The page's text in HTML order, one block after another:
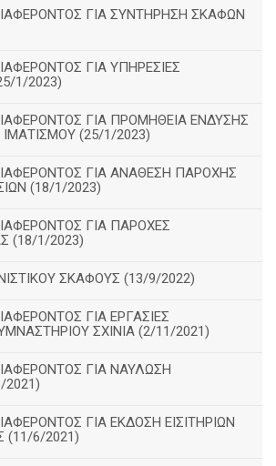
ΓΙΑ ΣΥΝΤΗΡΗΣΗ ΣΚΑΦΩΝ
ΓΙΑ ΥΠΗΡΕΣΙΕΣ
1/2023)
ΓΙΑ ΠΡΟΜΗΘΕΙΑ ΕΝΔΥΣΗΣ
ΙΜΑΤΙΣΜΟΥ (25/1/2023)
ΓΙΑ ΑΝΑΘΕΣΗ ΠΑΡΟΧΗΣ
(18/1/2023)
ΓΙΑ ΠΑΡΟΧΕΣ
(18/1/2023)
ΣΚΑΦΟΥΣ (13/9/2022)
ΓΙΑ ΕΡΓΑΣΙΕΣ
ΣΧΙΝΙΑ (2/11/2021)
ΓΙΑ ΝΑΥΛΩΣΗ
ΓΙΑ ΕΚΔΟΣΗ ΕΙΣΙΤΗΡΙΩΝ
6/2021)